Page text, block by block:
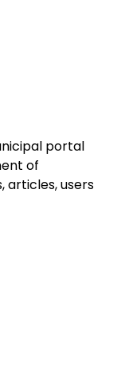
portal
of
articles, users